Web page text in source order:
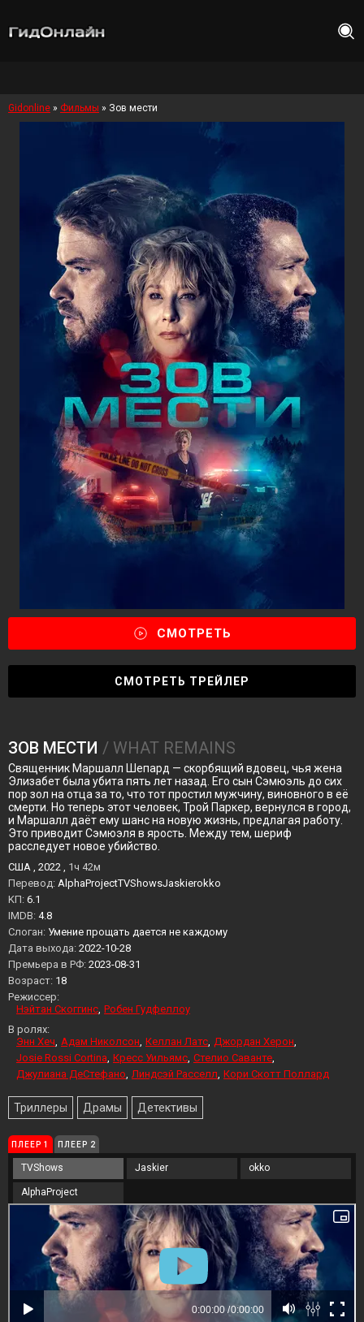
Gidonline » Фильмы » Зов мести
СМОТРЕТЬ
СМОТРЕТЬ ТРЕЙЛЕР
ЗОВ МЕСТИ / WHAT REMAINS
Священник Маршалл Шепард — скорбящий вдовец, чья жена
Элизабет была убита пять лет назад. Его сын Сэмюэль до сих
пор зол на отца за то, что тот простил мужчину, виновного в её
смерти. Но теперь этот человек, Трой Паркер, вернулся в город,
и Маршалл даёт ему шанс на новую жизнь, предлагая работу.
Это приводит Сэмюэля в ярость. Между тем, шериф
расследует новое убийство.
США , 2022 , 1ч 42м
Перевод: AlphaProjectTVShowsJaskierokko
KП: 6.1
IMDB: 4.8
Слоган: Умение прощать дается не каждому
Дата выхода: 2022-10-28
Премьера в РФ: 2023-08-31
Возраст: 18
Режиссер:
Нэйтан Скоггинс Робен Гудфеллоу
В ролях:
Энн Хеч Адам Николсон Келлан Латс Джордан Херон
Josie Rossi Cortina Кресс Уильямс Стелио Саванте
Джулиана ДеСтефано Линдсэй Расселл Кори Скотт Поллард
Триллеры Драмы Детективы
ПЛЕЕР 1 ПЛЕЕР 2
TVShows Jaskier okko
AlphaProject